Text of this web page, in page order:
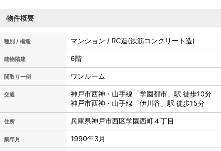
物件概要
種別 / 構造 マンション / RC造(鉄筋コンクリート造)
建物階建 6階
間取り一例 ワンルーム
交通
神戸市西神・山手線「学園都市」駅 徒歩10分
神戸市西神・山手線「伊川谷」駅 徒歩15分
住所 兵庫県神戸市西区学園西町４丁目
築年月 1990年3月